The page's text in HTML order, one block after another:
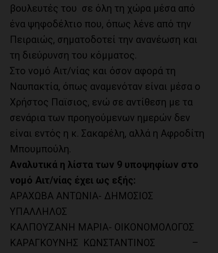
βουλευτές του σε όλη τη χώρα μέσα από
ένα ψηφοδέλτιο που, όπως λένε από την
Πειραιώς, σηματοδοτεί την ανανέωση και
τη διεύρυνση του κόμματος.
Στο νομό Αιτ/νίας και όσον αφορά τη
Ναυπακτία, όπως αναμενόταν είναι μέσα ο
Χρήστος Παϊσιος, ενώ σε αντίθεση με τα
σενάρια των προηγούμενων ημερών δεν
είναι εντός η κ. Σακαρέλη, αλλά η Αφροδίτη
Μπουμπούλη.
Αναλυτικά η λίστα των 9 υποψηφίων στο
νομό Αιτ/νίας έχει ως εξής:
ΑΡΑΧΩΒΑ ΑΝΤΩΝΙΑ- ΔΗΜΟΣΙΟΣ
ΥΠΑΛΛΗΛΟΣ
ΚΑΛΠΟΥΖΑΝΗ ΜΑΡΙΑ- ΟΙΚΟΝΟΜΟΛΟΓΟΣ
ΚΑΡΑΓΚΟΥΝΗΣ ΚΩΝΣΤΑΝΤΙΝΟΣ
–